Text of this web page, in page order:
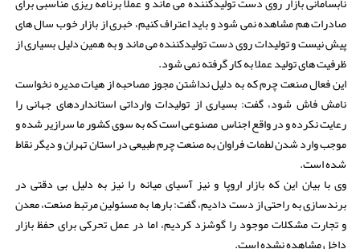
صادرات هم مشاهده نمی شود و باید اعتراف کنیم، خبری از بازار خوب سال های
پیش نیست و تولیدات روی دست تولیدکننده می ماند و به همین دلیل بسیاری از
ظرفیت های تولید عملا به کار گرفته نمی شود.
این فعال صنعت چرم که به دلیل نداشتن مجوز مصاحبه از هیات مدیره نخواست
نامش فاش شود، گفت: بسیاری از تولیدات وارداتی استانداردهای جهانی را
رعایت نکرده و در واقع اجناس مصنوعی است که به سوی کشور ما سرازیر شده و
موجب وارد شدن لطمات فراوان به صنعت چرم طبیعی در استان تهران و دیگر نقاط
شده است.
وی با بیان این که بازار اروپا و نیز آسیای میانه را نیز به دلیل بی دقتی در
برندسازی به راحتی از دست دادیم، گفت: بارها به مسئولین مرتبط صنعت، معدن
و تجارت مشکلات موجود را گوشزد کردیم، اما در عمل تحرکی برای حفظ بازار
داخل مشاهده نشده است.